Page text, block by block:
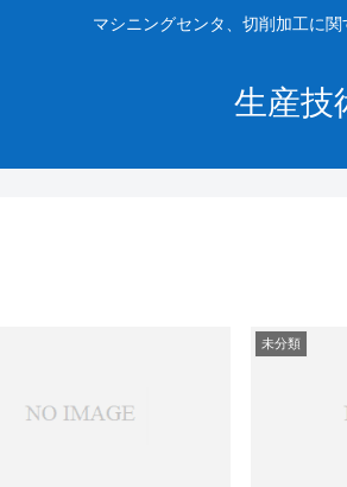
マシニングセンタ、切削加工に
生産技
未分類